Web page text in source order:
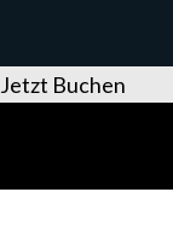
Jetzt Buchen
springen